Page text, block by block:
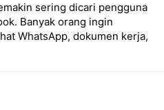
sering dicari pengguna
Banyak orang ingin
WhatsApp, dokumen kerja,